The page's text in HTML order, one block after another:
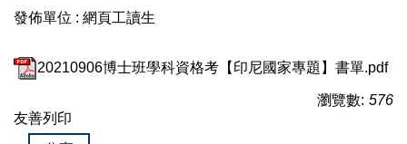
發佈單位 : 網頁工讀生
20210906博士班學科資格考【印尼國家專題】書單.pdf
瀏覽數: 576
友善列印